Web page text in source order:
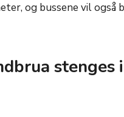
og bussene vil